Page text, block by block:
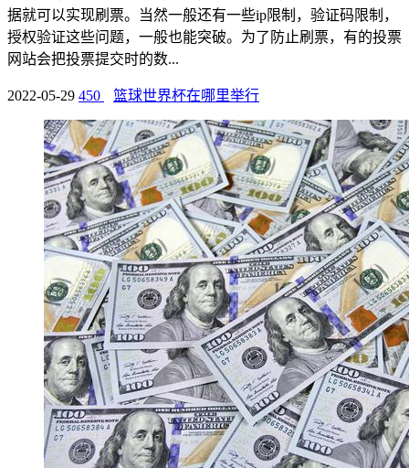
据就可以实现刷票。当然一般还有一些ip限制，验证码限制，
授权验证这些问题，一般也能突破。为了防止刷票，有的投票
网站会把投票提交时的数...
2022-05-29 450 篮球世界杯在哪里举行